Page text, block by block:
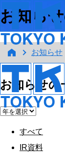
お知ら
お知らせ
お知らせの
すべて
IR資料